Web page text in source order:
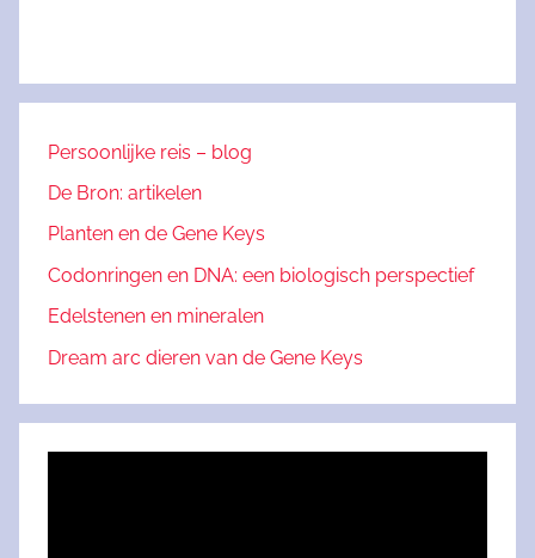
Persoonlijke reis – blog
De Bron: artikelen
Planten en de Gene Keys
Codonringen en DNA: een biologisch perspectief
Edelstenen en mineralen
Dream arc dieren van de Gene Keys